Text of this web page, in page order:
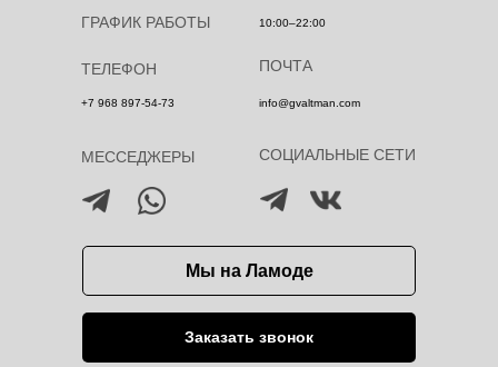
ТЕЛЕФОН ПОЧТА
СОЦИАЛЬНЫЕ СЕТИ
МЕССЕДЖЕРЫ
+7 968 897-54-73 info@gvaltman.com
ГРАФИК РАБОТЫ 10:00–22:00
Заказать звонок
Мы на Ламоде